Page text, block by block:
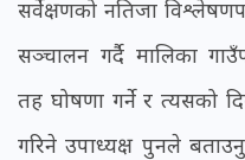
सर्वेक्षणको नतिजा
सञ्चालन गर्दै मालिका
तह घोषणा गर्ने र त्यसको
गरिने उपाध्यक्ष पुनले